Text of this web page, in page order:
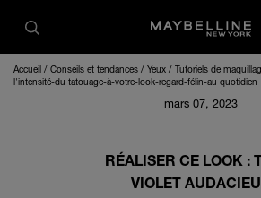
Accueil Conseils et tendances Yeux Tutoriels de
l'intensité-du tatouage-à-votre-look-regard-félin-au quotidien
mars 07, 2023
RÉALISER CE LOOK :
VIOLET